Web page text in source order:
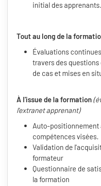
initial des apprenants.
Tout au long de la
Évaluations
travers des questions
de cas et mises en
À l'issue de la formation
l'extranet apprenant)
Auto-positionnement
compétences visées.
Validation de
formateur
Questionnaire de
la formation